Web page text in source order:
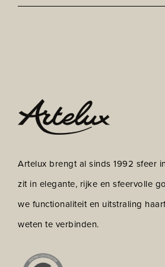
mailadres*
Artelux brengt al sinds 1992 sfeer
zit in elegante, rijke en sfeervolle
we functionaliteit en uitstraling
weten te verbinden.